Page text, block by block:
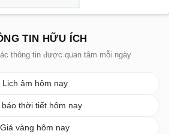
TIN HỮU ÍCH
thông tin được quan tâm mỗi ngày
Lịch âm hôm nay
báo thời tiết hôm nay
Giá vàng hôm nay